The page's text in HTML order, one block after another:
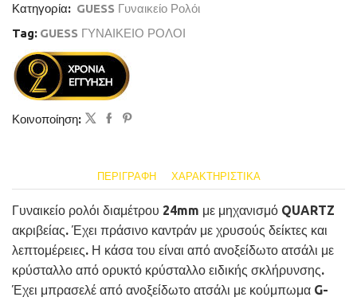
Κατηγορία: GUESS Γυναικείο Ρολόι
Tag: GUESS ΓΥΝΑΙΚΕΙΟ ΡΟΛΟΙ
Κοινοποίηση:
ΠΕΡΙΓΡΑΦΉ ΧΑΡΑΚΤΗΡΙΣΤΙΚΆ
Γυναικείο ρολόι διαμέτρου 24mm με μηχανισμό QUARTZ
ακριβείας. Έχει πράσινο καντράν με χρυσούς δείκτες και
λεπτομέρειες. Η κάσα του είναι από ανοξείδωτο ατσάλι με
κρύσταλλο από ορυκτό κρύσταλλο ειδικής σκλήρυνσης.
Έχει μπρασελέ από ανοξείδωτο ατσάλι με κούμπωμα G-